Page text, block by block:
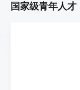
国家级青年人才